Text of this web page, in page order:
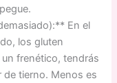
En el
los gluten
frenético, tendrás
tierno. Menos es